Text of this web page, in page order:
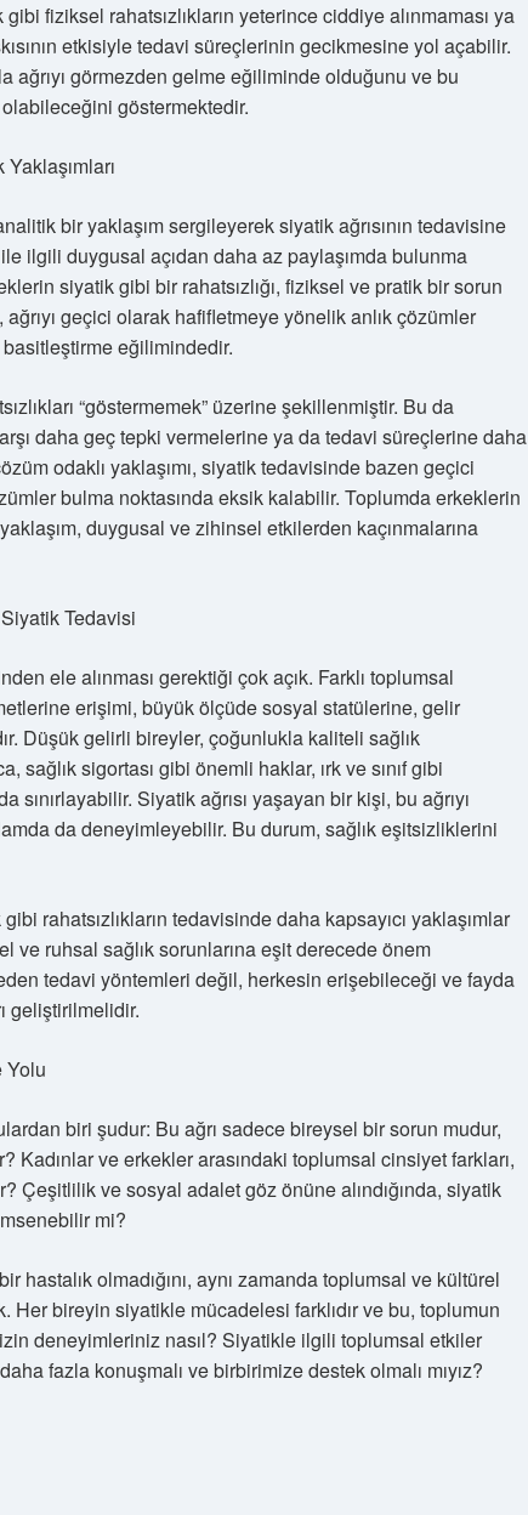
fiziksel rahatsızlıkların yeterince ciddiye alınmaması ya
etkisiyle tedavi süreçlerinin gecikmesine yol açabilir.
ağrıyı görmezden gelme eğiliminde olduğunu ve bu
göstermektedir.
bir yaklaşım sergileyerek siyatik ağrısının tedavisine
ilgili duygusal açıdan daha az paylaşımda bulunma
siyatik gibi bir rahatsızlığı, fiziksel ve pratik bir sorun
geçici olarak hafifletmeye yönelik anlık çözümler
eğilimindedir.
“göstermemek” üzerine şekillenmiştir. Bu da
daha geç tepki vermelerine ya da tedavi süreçlerine daha
odaklı yaklaşımı, siyatik tedavisinde bazen geçici
bulma noktasında eksik kalabilir. Toplumda erkeklerin
duygusal ve zihinsel etkilerden kaçınmalarına
Tedavisi
ele alınması gerektiği çok açık. Farklı toplumsal
erişimi, büyük ölçüde sosyal statülerine, gelir
Düşük gelirli bireyler, çoğunlukla kaliteli sağlık
sağlık sigortası gibi önemli haklar, ırk ve sınıf gibi
Siyatik ağrısı yaşayan bir kişi, bu ağrıyı
da deneyimleyebilir. Bu durum, sağlık eşitsizliklerini
rahatsızlıkların tedavisinde daha kapsayıcı yaklaşımlar
ve ruhsal sağlık sorunlarına eşit derecede önem
tedavi yöntemleri değil, herkesin erişebileceği ve fayda
geliştirilmelidir.
Yolu
biri şudur: Bu ağrı sadece bireysel bir sorun mudur,
Kadınlar ve erkekler arasındaki toplumsal cinsiyet farkları,
Çeşitlilik ve sosyal adalet göz önüne alındığında, siyatik
mi?
hastalık olmadığını, aynı zamanda toplumsal ve kültürel
Her bireyin siyatikle mücadelesi farklıdır ve bu, toplumun
deneyimleriniz nasıl? Siyatikle ilgili toplumsal etkiler
fazla konuşmalı ve birbirimize destek olmalı mıyız?